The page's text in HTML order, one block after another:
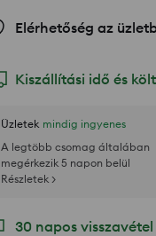
Elérhetőség az
Kiszállítási idő és
Üzletek mindig ingyenes
A legtöbb csomag általában
megérkezik 5 napon belül
Részletek >
30 napos visszavétel